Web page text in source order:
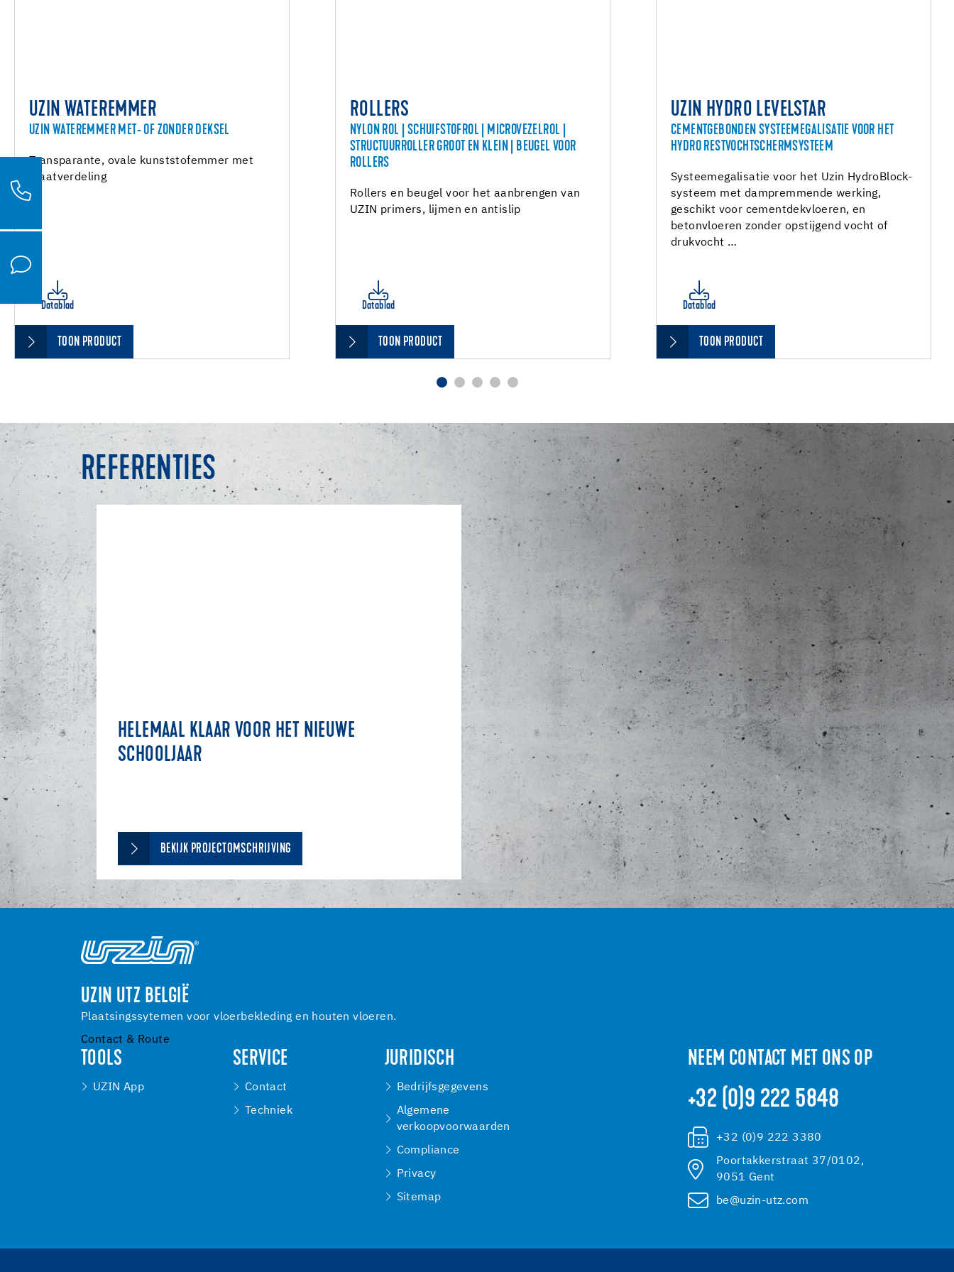
UZIN WATEREMMER
UZIN WATEREMMER MET- OF ZONDER DEKSEL
Transparante, ovale kunststofemmer met
maatverdeling
Datablad
TOON PRODUCT
ROLLERS
NYLON ROL | SCHUIFSTOFROL | MICROVEZELROL |
STRUCTUURROLLER GROOT EN KLEIN | BEUGEL VOOR
ROLLERS
Rollers en beugel voor het aanbrengen van
UZIN primers, lijmen en antislip
Datablad
TOON PRODUCT
UZIN HYDRO LEVELSTAR
CEMENTGEBONDEN SYSTEEMEGALISATIE VOOR HET
HYDRO RESTVOCHTSCHERMSYSTEEM
Systeemegalisatie voor het Uzin HydroBlock-
systeem met dampremmende werking,
geschikt voor cementdekvloeren, en
betonvloeren zonder opstijgend vocht of
drukvocht …
Datablad
TOON PRODUCT
REFERENTIES
HELEMAAL KLAAR VOOR HET NIEUWE
SCHOOLJAAR
BEKIJK PROJECTOMSCHRIJVING
UZIN UTZ BELGIË
Plaatsingssytemen voor vloerbekleding en houten vloeren.
Contact & Route
TOOLS
UZIN App
SERVICE
Contact
Techniek
JURIDISCH
Bedrijfsgegevens
Algemene
verkoopvoorwaarden
Compliance
Privacy
Sitemap
NEEM CONTACT MET ONS OP
+32 (0)9 222 5848
+32 (0)9 222 3380
Poortakkerstraat 37/0102,
9051 Gent
be@uzin-utz.com